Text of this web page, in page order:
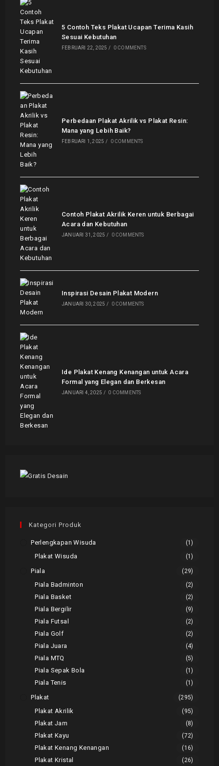
5 Contoh Teks Plakat Ucapan Terima Kasih
Sesuai Kebutuhan
FEBRUARI 22, 2025 / 0 COMMENTS
Perbedaan Plakat Akrilik vs Plakat Resin:
Mana yang Lebih Baik?
FEBRUARI 1, 2025 / 0 COMMENTS
Contoh Plakat Akrilik Keren untuk Berbagai
Acara dan Kebutuhan
JANUARI 31, 2025 / 0 COMMENTS
Inspirasi Desain Plakat Modern
JANUARI 30, 2025 / 0 COMMENTS
Ide Plakat Kenang Kenangan untuk Acara
Formal yang Elegan dan Berkesan
JANUARI 4, 2025 / 0 COMMENTS
Kategori Produk
Perlengkapan Wisuda (1)
Plakat Wisuda (1)
Piala (29)
Piala Badminton (2)
Piala Basket (2)
Piala Bergilir (9)
Piala Futsal (2)
Piala Golf (2)
Piala Juara (4)
Piala MTQ (5)
Piala Sepak Bola (1)
Piala Tenis (1)
Plakat (295)
Plakat Akrilik (95)
Plakat Jam (8)
Plakat Kayu (72)
Plakat Kenang Kenangan (16)
Plakat Kristal (26)